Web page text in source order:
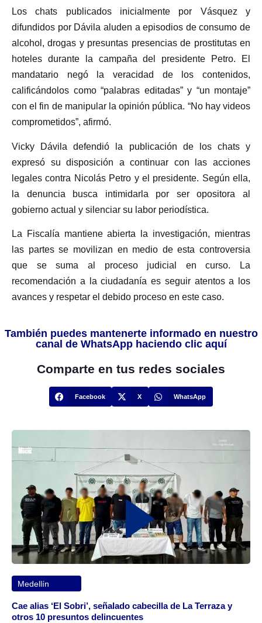
Los chats publicados inicialmente por Vásquez y
difundidos por Dávila aluden a episodios de consumo de
alcohol, drogas y presuntas presencias de prostitutas en
hoteles durante la campaña del presidente Petro. El
mandatario negó la veracidad de los contenidos,
calificándolos como “palabras editadas” y “un montaje”
con el fin de manipular la opinión pública. “No hay videos
comprometidos”, afirmó.
Vicky Dávila defendió la publicación de los chats y
expresó su disposición a continuar con las acciones
legales contra Nicolás Petro y el presidente. Según ella,
la denuncia busca intimidarla por ser opositora al
gobierno actual y silenciar su labor periodística.
La Fiscalía mantiene abierta la investigación, mientras
las partes se movilizan en medio de esta controversia
que se suma al proceso judicial en curso. La
recomendación a la ciudadanía es seguir atentos a los
avances y respetar el debido proceso en este caso.
También puedes mantenerte informado en nuestro
canal de WhatsApp haciendo clic aquí
Comparte en tus redes sociales
Facebook X WhatsApp
Medellín
Cae alias ‘El Sobri’, señalado cabecilla de La Terraza y
otros 10 presuntos delincuentes